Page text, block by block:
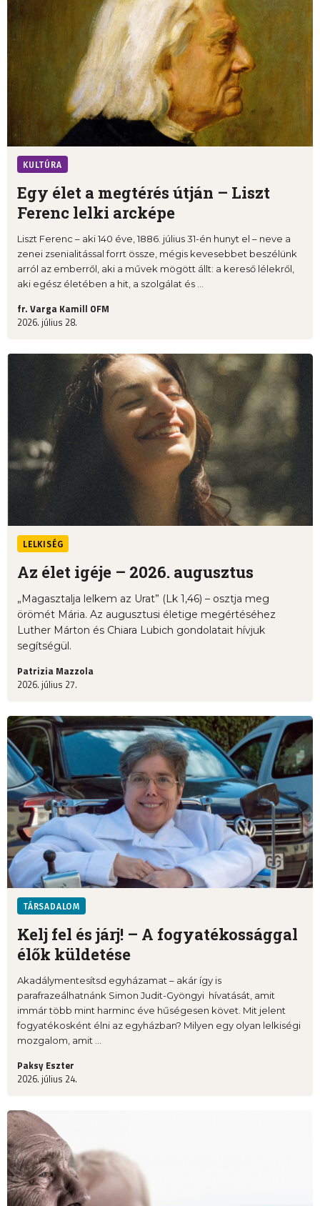
KULTÚRA
Egy élet a megtérés útján – Liszt
Ferenc lelki arcképe
Liszt Ferenc – aki 140 éve, 1886. július 31-én hunyt el – neve a
zenei zsenialitással forrt össze, mégis kevesebbet beszélünk
arról az emberről, aki a művek mögött állt: a kereső lélekről,
aki egész életében a hit, a szolgálat és ...
fr. Varga Kamill OFM
2026. július 28.
LELKISÉG
Az élet igéje – 2026. augusztus
„Magasztalja lelkem az Urat” (Lk 1,46) – osztja meg
örömét Mária. Az augusztusi életige megértéséhez
Luther Márton és Chiara Lubich gondolatait hívjuk
segítségül.
Patrizia Mazzola
2026. július 27.
TÁRSADALOM
Kelj fel és járj! – A fogyatékossággal
élők küldetése
Akadálymentesítsd egyházamat – akár így is
parafrazeálhatnánk Simon Judit-Gyöngyi hívatását, amit
immár több mint harminc éve hűségesen követ. Mit jelent
fogyatékosként élni az egyházban? Milyen egy olyan lelkiségi
mozgalom, amit ...
Paksy Eszter
2026. július 24.